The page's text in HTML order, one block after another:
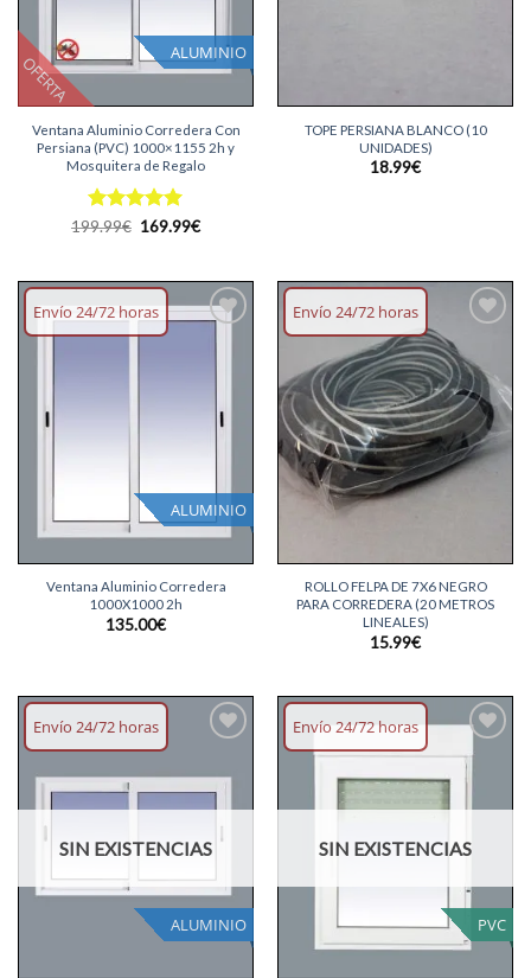
OFERTA
ALUMINIO
Ventana Aluminio Corredera Con
Persiana (PVC) 1000×1155 2h y
Mosquitera de Regalo
Valorado
199.99€ El
199.99€.
169.99€El
169.99€.
TOPE PERSIANA BLANCO (10
UNIDADES)
18.99€
Envío 24/72 horas
ALUMINIO
Ventana Aluminio Corredera
1000X1000 2h
135.00€
Envío 24/72 horas
lista
deseos
ROLLO FELPA DE 7X6 NEGRO
PARA CORREDERA (20 METROS
LINEALES)
15.99€
Envío 24/72 horas
ALUMINIO
SIN EXISTENCIAS
Envío 24/72 horas
PVC
Añadir
lista
SIN EXISTENCIAS